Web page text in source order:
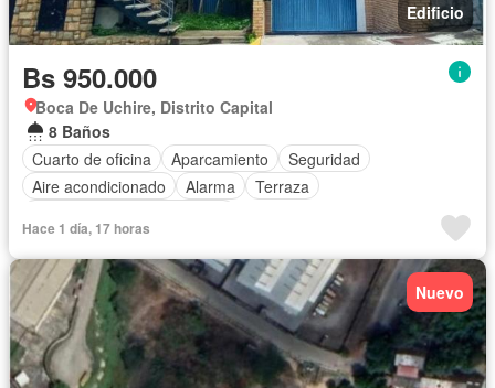
Edificio
Bs 950.000
Boca De Uchire, Distrito Capital
8 Baños
Cuarto de oficina
Aparcamiento
Seguridad
Aire acondicionado
Alarma
Terraza
Hace 1 día, 17 horas
Nuevo